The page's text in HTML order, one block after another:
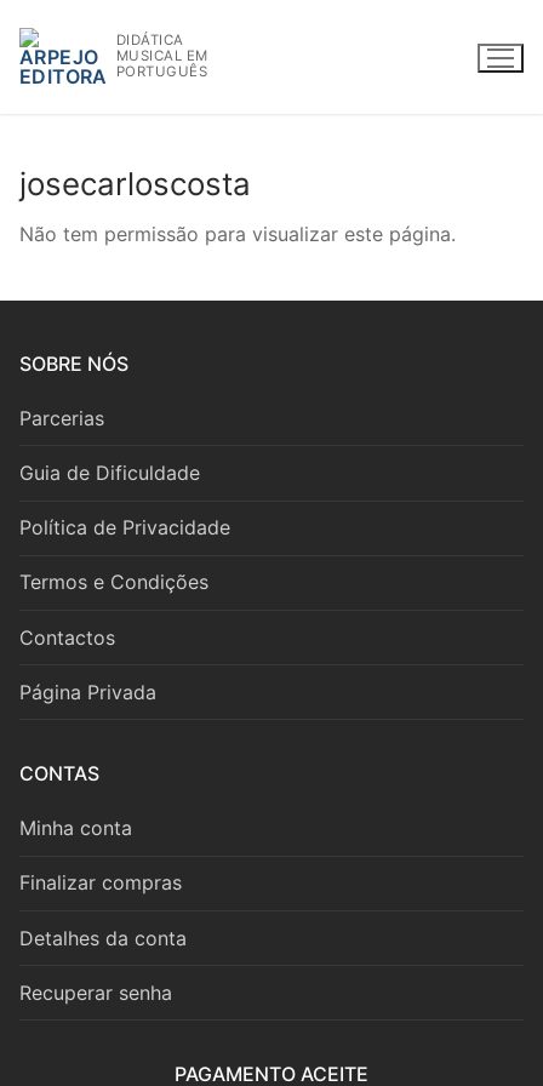
para
conteúdo
DIDÁTICA
MUSICAL EM
PORTUGUÊS
WWW.ARPEJOEDITORA.PT | INFO@ARPEJOEDITORA.PT
Partituras
Madeiras
Trompa
Trompete
Trombone
Eufónio
Tuba
josecarloscosta
Não tem permissão para visualizar este página.
SOBRE NÓS
Parcerias
Guia de Dificuldade
Política de Privacidade
Termos e Condições
Contactos
Página Privada
CONTAS
Minha conta
Finalizar compras
Detalhes da conta
Recuperar senha
PAGAMENTO ACEITE